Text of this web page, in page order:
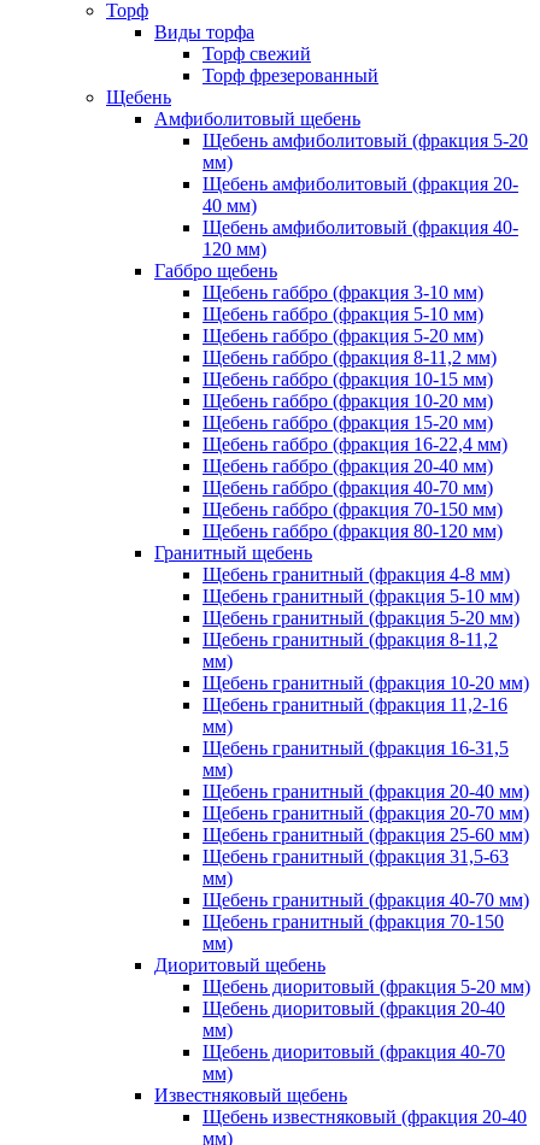
Торф
Виды торфа
Торф свежий
Торф фрезерованный
Щебень
Амфиболитовый щебень
Щебень амфиболитовый (фракция 5-20
мм)
Щебень амфиболитовый (фракция 20-
40 мм)
Щебень амфиболитовый (фракция 40-
120 мм)
Габбро щебень
Щебень габбро (фракция 3-10 мм)
Щебень габбро (фракция 5-10 мм)
Щебень габбро (фракция 5-20 мм)
Щебень габбро (фракция 8-11,2 мм)
Щебень габбро (фракция 10-15 мм)
Щебень габбро (фракция 10-20 мм)
Щебень габбро (фракция 15-20 мм)
Щебень габбро (фракция 16-22,4 мм)
Щебень габбро (фракция 20-40 мм)
Щебень габбро (фракция 40-70 мм)
Щебень габбро (фракция 70-150 мм)
Щебень габбро (фракция 80-120 мм)
Гранитный щебень
Щебень гранитный (фракция 4-8 мм)
Щебень гранитный (фракция 5-10 мм)
Щебень гранитный (фракция 5-20 мм)
Щебень гранитный (фракция 8-11,2
мм)
Щебень гранитный (фракция 10-20 мм)
Щебень гранитный (фракция 11,2-16
мм)
Щебень гранитный (фракция 16-31,5
мм)
Щебень гранитный (фракция 20-40 мм)
Щебень гранитный (фракция 20-70 мм)
Щебень гранитный (фракция 25-60 мм)
Щебень гранитный (фракция 31,5-63
мм)
Щебень гранитный (фракция 40-70 мм)
Щебень гранитный (фракция 70-150
мм)
Диоритовый щебень
Щебень диоритовый (фракция 5-20 мм)
Щебень диоритовый (фракция 20-40
мм)
Щебень диоритовый (фракция 40-70
мм)
Известняковый щебень
Щебень известняковый (фракция 20-40
мм)